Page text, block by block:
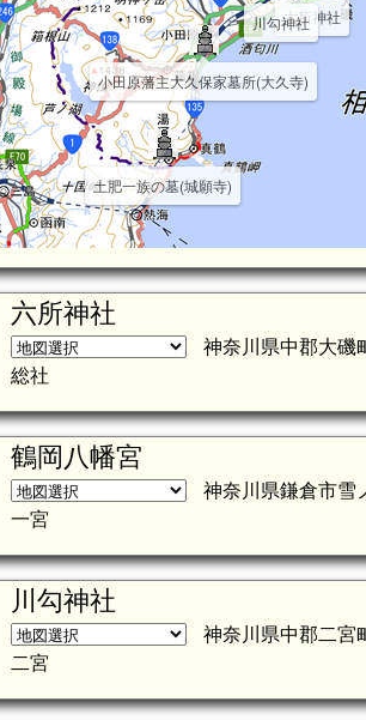
六所神社
川勾神社
土肥一族の墓(城願寺)
小田原藩主大久保家墓所(大久寺)
六所神社
神奈川県中郡大磯
総社
鶴岡八幡宮
神奈川県鎌倉市雪
一宮
川勾神社
神奈川県中郡二宮
二宮